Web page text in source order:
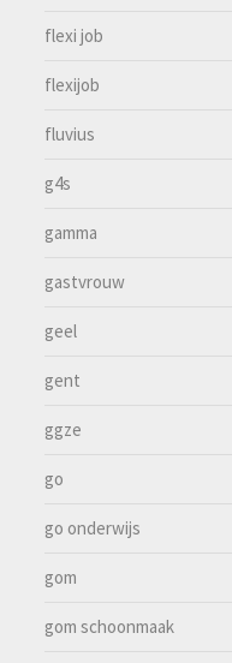
flexi job
flexijob
fluvius
g4s
gamma
gastvrouw
geel
gent
ggze
go
go onderwijs
gom
gom schoonmaak